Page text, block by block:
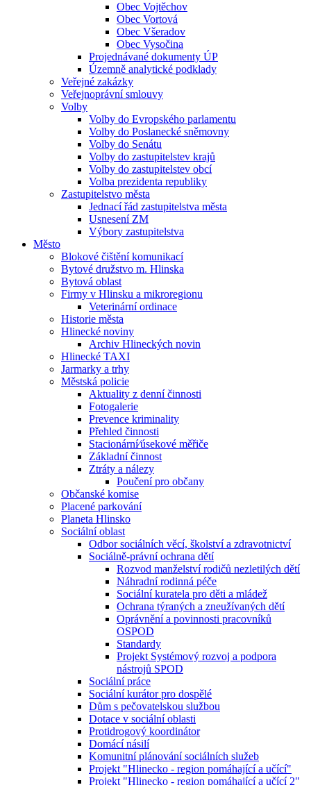
Obec Vojtěchov
Obec Vortová
Obec Všeradov
Obec Vysočina
Projednávané dokumenty ÚP
Územně analytické podklady
Veřejné zakázky
Veřejnoprávní smlouvy
Volby
Volby do Evropského parlamentu
Volby do Poslanecké sněmovny
Volby do Senátu
Volby do zastupitelstev krajů
Volby do zastupitelstev obcí
Volba prezidenta republiky
Zastupitelstvo města
Jednací řád zastupitelstva města
Usnesení ZM
Výbory zastupitelstva
Město
Blokové čištění komunikací
Bytové družstvo m. Hlinska
Bytová oblast
Firmy v Hlinsku a mikroregionu
Veterinární ordinace
Historie města
Hlinecké noviny
Archiv Hlineckých novin
Hlinecké TAXI
Jarmarky a trhy
Městská policie
Aktuality z denní činnosti
Fotogalerie
Prevence kriminality
Přehled činnosti
Stacionární⁄úsekové měřiče
Základní činnost
Ztráty a nálezy
Poučení pro občany
Občanské komise
Placené parkování
Planeta Hlinsko
Sociální oblast
Odbor sociálních věcí, školství a zdravotnictví
Sociálně-právní ochrana dětí
Rozvod manželství rodičů nezletilých dětí
Náhradní rodinná péče
Sociální kuratela pro děti a mládež
Ochrana týraných a zneužívaných dětí
Oprávnění a povinnosti pracovníků
OSPOD
Standardy
Projekt Systémový rozvoj a podpora
nástrojů SPOD
Sociální práce
Sociální kurátor pro dospělé
Dům s pečovatelskou službou
Dotace v sociální oblasti
Protidrogový koordinátor
Domácí násilí
Komunitní plánování sociálních služeb
Projekt "Hlinecko - region pomáhající a učící"
Projekt "Hlinecko - region pomáhající a učící 2"